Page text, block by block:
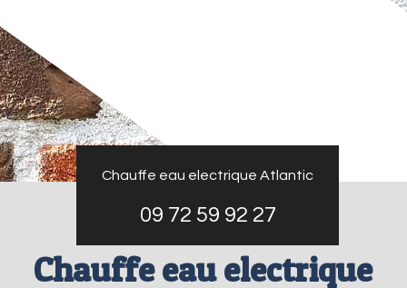
Chauffe eau electrique Atlantic
09 72 59 92 27
Chauffe eau electrique